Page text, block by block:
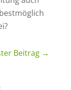
Beitrag →